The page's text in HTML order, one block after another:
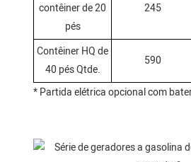
contêiner de 20
pés
245
Contêiner HQ de
40 pés Qtde.
590
* Partida elétrica opcional com